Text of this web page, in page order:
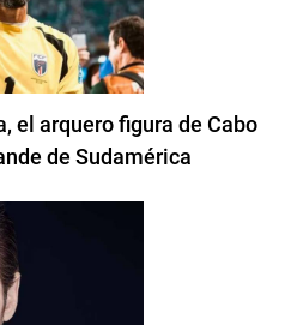
el arquero figura de Cabo
de Sudamérica